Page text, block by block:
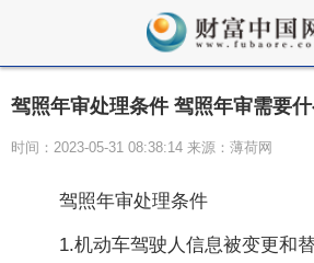
驾照年审处理条件 驾照年审需要什
时间：2023-05-31 08:38:14 来源：薄荷网
驾照年审处理条件
1.机动车驾驶人信息被变更和